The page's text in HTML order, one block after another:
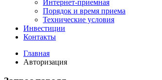
Интернет-приемная
Порядок и время приема
Технические условия
Инвестиции
Контакты
Главная
Авторизация